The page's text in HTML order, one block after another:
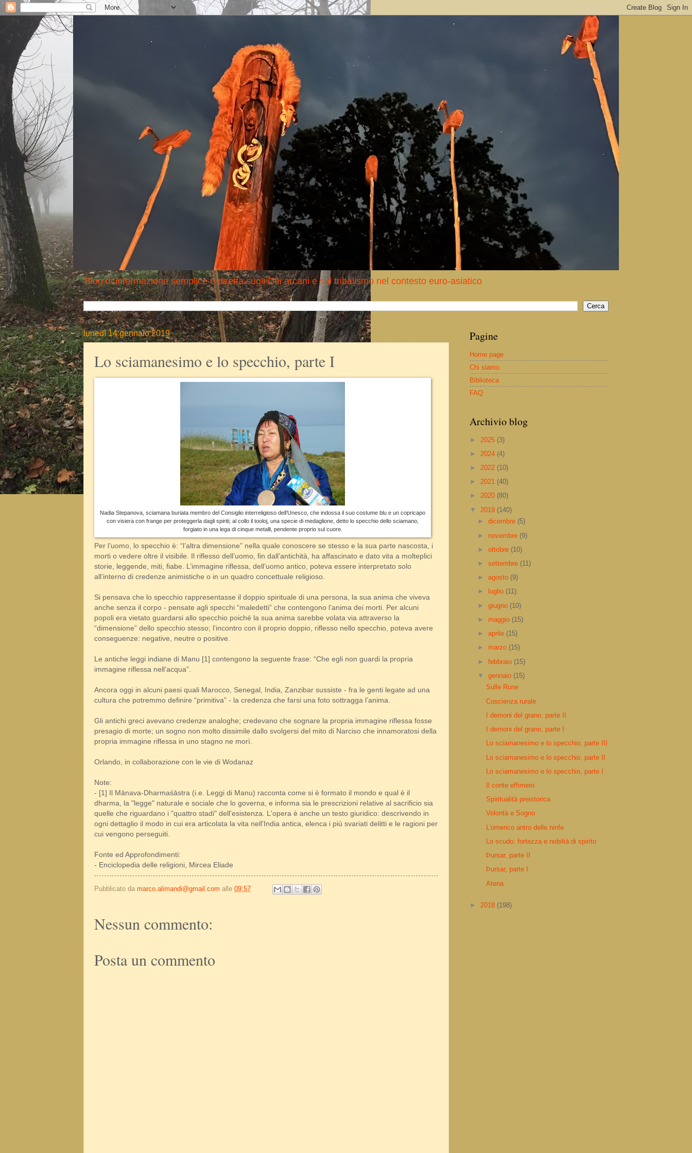
Blog di informazione semplice e diretta sugli Dèi arcani e sul tribalismo nel contesto euro-asiatico
lunedì 14 gennaio 2019
Lo sciamanesimo e lo specchio, parte I
Nadia Stepanova, sciamana buriata membro del Consiglio interreligioso dell’Unesco, che indossa il suo costume blu e un copricapo
con visiera con frange per proteggerla dagli spiriti; al collo il tooloj, una specie di medaglione, detto lo specchio dello sciamano,
forgiato in una lega di cinque metalli, pendente proprio sul cuore.
Per l’uomo, lo specchio è: “l’altra dimensione” nella quale conoscere se stesso e la sua parte nascosta, i
morti o vedere oltre il visibile. Il riflesso dell’uomo, fin dall’antichità, ha affascinato e dato vita a molteplici
storie, leggende, miti, fiabe. L’immagine riflessa, dell’uomo antico, poteva essere interpretato solo
all’interno di credenze animistiche o in un quadro concettuale religioso.
Si pensava che lo specchio rappresentasse il doppio spirituale di una persona, la sua anima che viveva
anche senza il corpo - pensate agli specchi “maledetti” che contengono l’anima dei morti. Per alcuni
popoli era vietato guardarsi allo specchio poiché la sua anima sarebbe volata via attraverso la
“dimensione” dello specchio stesso; l’incontro con il proprio doppio, riflesso nello specchio, poteva avere
conseguenze: negative, neutre o positive.
Le antiche leggi indiane di Manu [1] contengono la seguente frase: “Che egli non guardi la propria
immagine riflessa nell’acqua”.
Ancora oggi in alcuni paesi quali Marocco, Senegal, India, Zanzibar sussiste - fra le genti legate ad una
cultura che potremmo definire “primitiva” - la credenza che farsi una foto sottragga l’anima.
Gli antichi greci avevano credenze analoghe; credevano che sognare la propria immagine riflessa fosse
presagio di morte; un sogno non molto dissimile dallo svolgersi del mito di Narciso che innamoratosi della
propria immagine riflessa in uno stagno ne morì.
Orlando, in collaborazione con le vie di Wodanaz
Note:
- [1] Il Mānava-Dharmaśāstra (i.e. Leggi di Manu) racconta come si è formato il mondo e qual è il
dharma, la "legge" naturale e sociale che lo governa, e informa sia le prescrizioni relative al sacrificio sia
quelle che riguardano i "quattro stadi" dell'esistenza. L'opera è anche un testo giuridico: descrivendo in
ogni dettaglio il modo in cui era articolata la vita nell'India antica, elenca i più svariati delitti e le ragioni per
cui vengono perseguiti.
Fonte ed Approfondimenti:
- Enciclopedia delle religioni, Mircea Eliade
Pubblicato da marco.alimandi@gmail.com alle 09:57
Nessun commento:
Posta un commento
Pagine
Home page
Chi siamo
Biblioteca
FAQ
Archivio blog
► 2025 (3)
► 2024 (4)
► 2022 (10)
► 2021 (40)
► 2020 (80)
▼ 2019 (140)
►dicembre (5)
► novembre (9)
►ottobre (10)
►settembre (11)
►agosto (9)
►
luglio (11)
►giugno (10)
► maggio (15)
►aprile (15)
► marzo (15)
►febbraio (15)
▼gennaio (15)
Sulle Rune
Coscienza rurale
I demoni del grano, parte II
I demoni del grano, parte I
Lo sciamanesimo e lo specchio, parte III
Lo sciamanesimo e lo specchio, parte II
Lo sciamanesimo e lo specchio, parte I
Il conte effimero
Spiritualità preistorica
Volontà e Sogno
L'omerico antro delle ninfe
Lo scudo: fortezza e nobiltà di spirito
Þursar, parte II
Þursar, parte I
Atena
► 2018 (198)